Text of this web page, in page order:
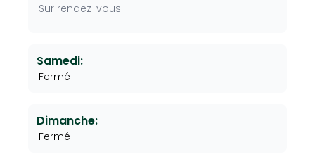
Sur rendez-vous
Samedi:
Fermé
Dimanche:
Fermé